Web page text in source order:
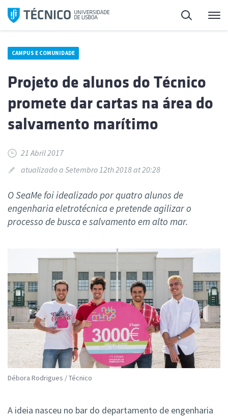
Saltar
para
Pesquisa
CAMPUS E COMUNIDADE
Projeto de alunos do Técnico
promete dar cartas na área do
salvamento marítimo
21 Abril 2017
atualizado a Setembro 12th 2018 at 20:28
O SeaMe foi idealizado por quatro alunos de
engenharia eletrotécnica e pretende agilizar o
processo de busca e salvamento em alto mar.
Débora Rodrigues / Técnico
A ideia nasceu no bar do departamento de engenharia